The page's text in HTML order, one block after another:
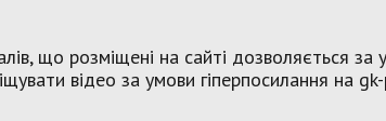
що розміщені на сайті дозволяється
відео за умови гіперпосилання на